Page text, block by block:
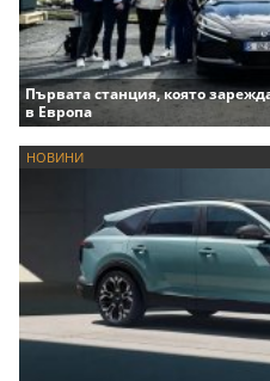
Първата станция, която
в Европа
НОВИНИ